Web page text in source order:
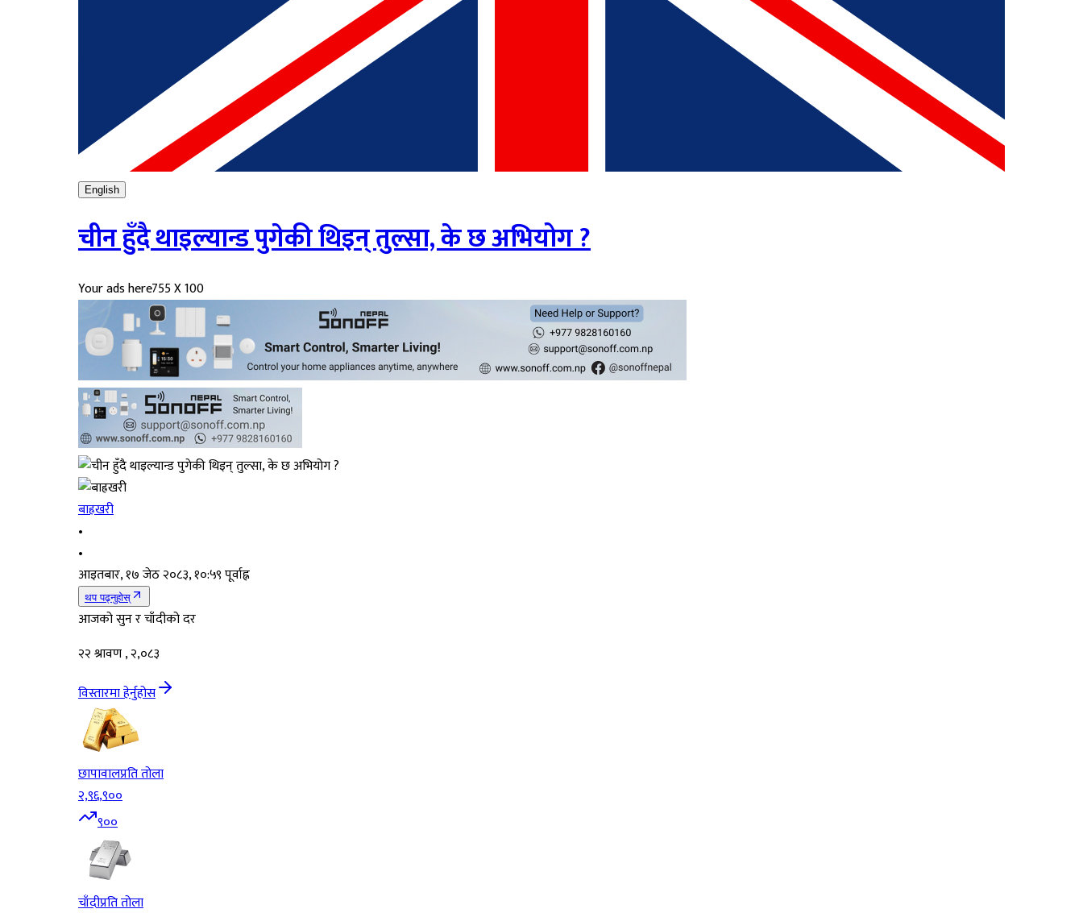
English
चीन हुँदै थाइल्यान्ड पुगेकी थिइन् तुल्सा, के छ अभियोग ?
Your ads here755 X 100
बाह्रखरी
•
•
आइतबार, १७ जेठ २०८३, १०:५९ पूर्वाह्न
थप पढ्नुहोस्
आजको सुन र चाँदीको दर
२२ श्रावण , २,०८३
विस्तारमा हेर्नुहोस
छापावालप्रति तोला
२,९६,९००
९००
चाँदीप्रति तोला